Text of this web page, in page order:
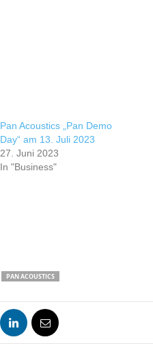
Pan Acoustics „Pan Demo
Day“ am 13. Juli 2023
27. Juni 2023
In "Business"
PAN ACOUSTICS